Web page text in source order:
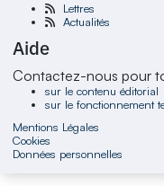
Lettres
Actualités
Aide
Contactez-nous pour
sur le contenu éditorial
sur le fonctionnement
Mentions Légales
Cookies
Données personnelles